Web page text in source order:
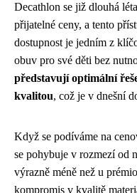
Decathlon se již dlouhá
přijatelné ceny, a tento
dostupnost je jedním z
obuv pro své děti bez
představují optimální
kvalitou, což je v dnešní
Když se podíváme na
se pohybuje v rozmezí od
výrazně méně než u
kompromis v kvalitě